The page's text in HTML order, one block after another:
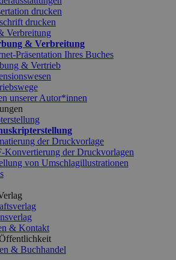
drucken
drucken
Verbreitung
& Verbreitung
Präsentation Ihres Buches
& Vertrieb
unserer Autor*innen
der Druckvorlage
Konvertierung der Druckvorlagen
von Umschlagillustrationen
& Kontakt
& Buchhandel